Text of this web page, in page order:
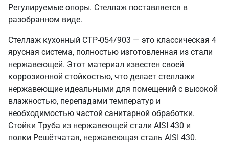
Регулируемые опоры. Стеллаж поставляется в
разобранном виде.
Стеллаж кухонный СТР-054/903 — это классическая 4
ярусная система, полностью изготовленная из стали
нержавеющей. Этот материал известен своей
коррозионной стойкостью, что делает стеллажи
нержавеющие идеальными для помещений с высокой
влажностью, перепадами температур и
необходимостью частой санитарной обработки.
Стойки Труба из нержавеющей стали AISI 430 и
полки Решётчатая, нержавеющая сталь AISI 430.